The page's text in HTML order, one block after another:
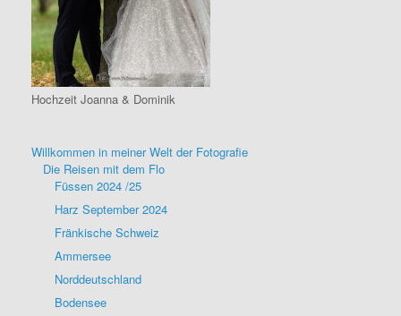
Hochzeit Joanna & Dominik
Willkommen in meiner Welt der Fotografie
Die Reisen mit dem Flo
Füssen 2024 /25
Harz September 2024
Fränkische Schweiz
Ammersee
Norddeutschland
Bodensee